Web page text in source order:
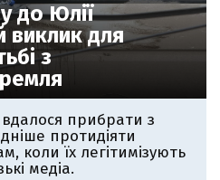
до Юлії
виклик для
з
вдалося прибрати з
протидіяти
коли їх легітимізують
медіа.